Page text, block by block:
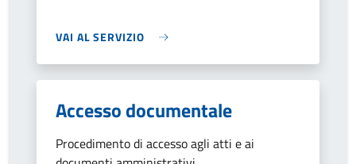
VAI AL SERVIZIO
Accesso documentale
Procedimento di accesso agli atti e ai